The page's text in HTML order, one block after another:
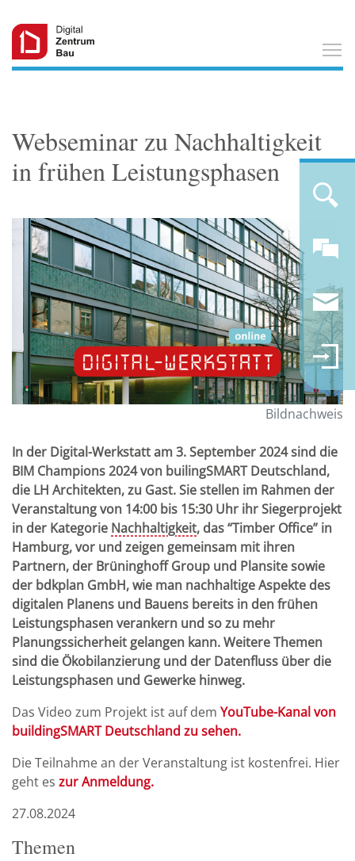
Webseminar zu Nachhaltigkeit
in frühen Leistungsphasen
Bildnachweis
In der Digital-Werkstatt am 3. September 2024 sind die
BIM Champions 2024 von builingSMART Deutschland,
die LH Architekten, zu Gast. Sie stellen im Rahmen der
Veranstaltung von 14:00 bis 15:30 Uhr ihr Siegerprojekt
in der Kategorie Nachhaltigkeit, das “Timber Office” in
Hamburg, vor und zeigen gemeinsam mit ihren
Partnern, der Brüninghoff Group und Plansite sowie
der bdkplan GmbH, wie man nachhaltige Aspekte des
digitalen Planens und Bauens bereits in den frühen
Leistungsphasen verankern und so zu mehr
Planungssicherheit gelangen kann. Weitere Themen
sind die Ökobilanzierung und der Datenfluss über die
Leistungsphasen und Gewerke hinweg.
Das Video zum Projekt ist auf dem YouTube-Kanal von
buildingSMART Deutschland zu sehen.
Die Teilnahme an der Veranstaltung ist kostenfrei. Hier
geht es zur Anmeldung.
27.08.2024
Themen